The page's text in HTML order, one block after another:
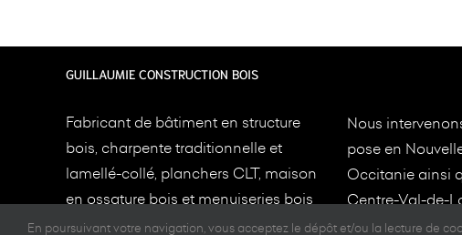
GUILLAUMIE CONSTRUCTION BOIS
Fabricant de bâtiment en structure
bois, charpente traditionnelle et
lamellé-collé, planchers CLT, maison
en ossature bois et menuiseries bois
depuis 1949 àLimogesetToulouse .
Nous
pose en
Occitanie ainsi
Centre-Val-de-
en
En poursuivant votre navigation, vous acceptez le dépôt et/ou la lecture de